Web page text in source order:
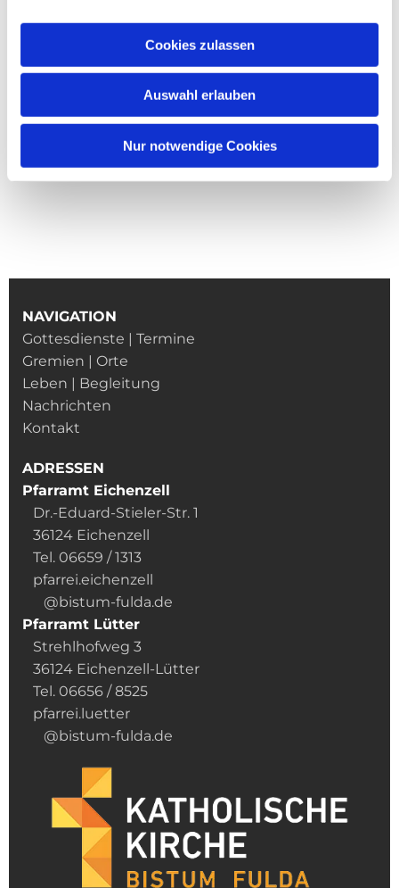
Cookies zulassen
Auswahl erlauben
Nur notwendige Cookies
NAVIGATION
Gottesdienste | Termine
Gremien | Orte
Leben | Begleitung
Nachrichten
Kontakt
ADRESSEN
Pfarramt Eichenzell
Dr.-Eduard-Stieler-Str. 1
36124 Eichenzell
Tel. 06659 / 1313
pfarrei.eichenzell
@bistum-fulda.de
Pfarramt Lütter
Strehlhofweg 3
36124 Eichenzell-Lütter
Tel. 06656 / 8525
pfarrei.luetter
@bistum-fulda.de